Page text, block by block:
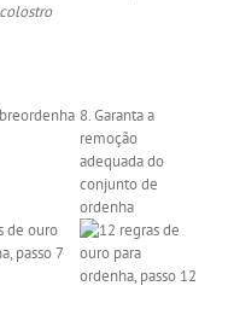
8. Garanta a
remoção
adequada do
conjunto de
ordenha